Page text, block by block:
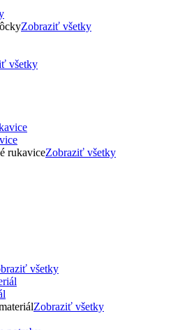
Zobraziť všetky
všetky
rukaviceZobraziť všetky
všetky
Zobraziť všetky